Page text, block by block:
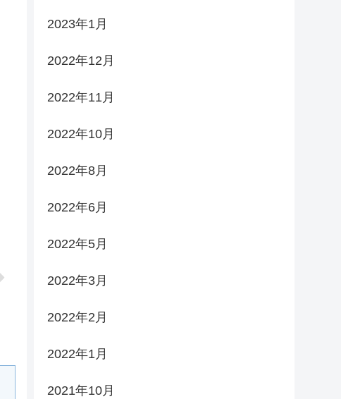
2023年1月
2022年12月
2022年11月
2022年10月
2022年8月
2022年6月
2022年5月
2022年3月
2022年2月
2022年1月
2021年10月